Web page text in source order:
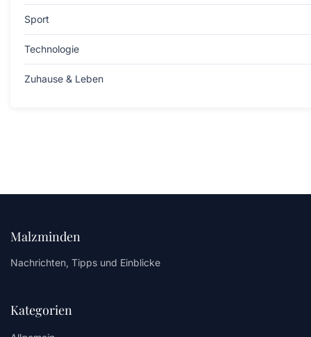
Sport
Technologie
Zuhause & Leben
Malzminden
Nachrichten, Tipps und Einblicke
Kategorien